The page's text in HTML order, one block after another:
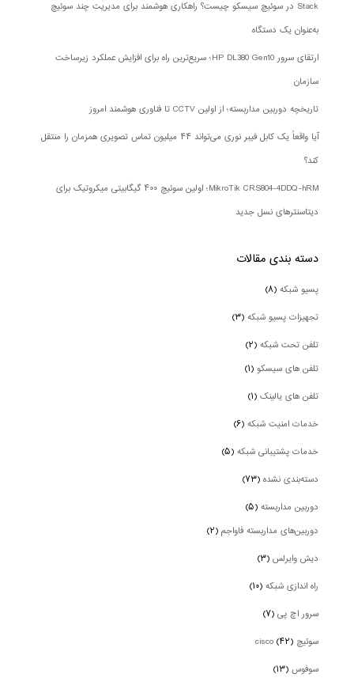
Stack در سوئیچ سیسکو چیست؟ راهکاری هوشمند برای مدیریت چند سوئیچ
به‌عنوان یک دستگاه
ارتقای سرور HP DL380 Gen10؛ سریع‌ترین راه برای افزایش عملکرد زیرساخت
سازمان
تاریخچه دوربین مداربسته؛ از اولین CCTV تا فناوری هوشمند امروز
آیا واقعاً یک کابل فیبر نوری می‌تواند ۴۴ میلیون تماس تصویری همزمان را منتقل
کند؟
MikroTik CRS804-4DDQ-hRM؛ اولین سوئیچ ۴۰۰ گیگابیتی میکروتیک برای
دیتاسنترهای نسل جدید
دسته بندی‌ مقالات
پسیو شبکه(۸)
تجهیزات پسیو شبکه(۳)
تلفن تحت شبکه(۲)
تلفن های سیسکو(۱)
تلفن های یالینک(۱)
خدمات امنیت شبکه(۶)
خدمات پشتیبانی شبکه(۵)
دسته‌بندی نشده(۷۳)
دوربین‌ مداربسته(۵)
دوربین‌های مداربسته فاواجم(۲)
دیش وایرلس(۳)
راه اندازی شبکه(۱۰)
سرور اچ پی(۷)
سوئیچ cisco (۴۲)
سوفوس(۱۳)